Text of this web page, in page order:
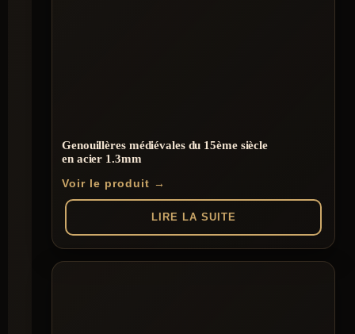
Genouillères médiévales du 15ème siècle
en acier 1.3mm
Voir le produit →
LIRE LA SUITE